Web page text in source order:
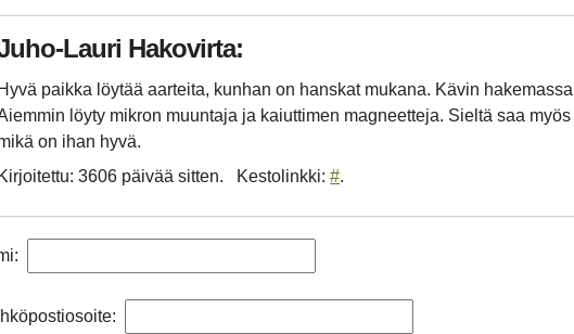
Lauri Hakovirta:
paikka löytää aarteita, kunhan on hanskat mukana. Kävin
löyty mikron muuntaja ja kaiuttimen magneetteja. Sieltä saa
on ihan hyvä.
3606 päivää sitten
Kestolinkki:#